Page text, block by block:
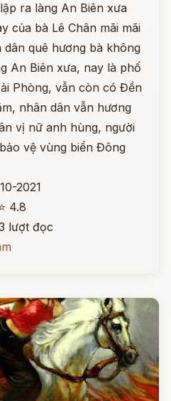
ra làng An Biên xưa
của bà Lê Chân mãi mãi
quê hương bà không
An Biên xưa, nay là phố
Phòng, vẫn còn có Đền
nhân dân vẫn hương
vị nữ anh hùng, người
vệ vùng biển Đông
2021
4.8
lượt đọc